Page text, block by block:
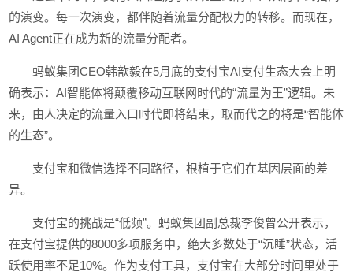
的演变。每一次演变，都伴随着流量分配权力的转移。而现在，
AI Agent正在成为新的流量分配者。
蚂蚁集团CEO韩歆毅在5月底的支付宝AI支付生态大会上明
确表示：AI智能体将颠覆移动互联网时代的“流量为王”逻辑。未
来，由人决定的流量入口时代即将结束，取而代之的将是“智能体
的生态”。
支付宝和微信选择不同路径，根植于它们在基因层面的差
异。
支付宝的挑战是“低频”。蚂蚁集团副总裁李俊曾公开表示，
在支付宝提供的8000多项服务中，绝大多数处于“沉睡”状态，活
跃使用率不足10%。作为支付工具，支付宝在大部分时间里处于